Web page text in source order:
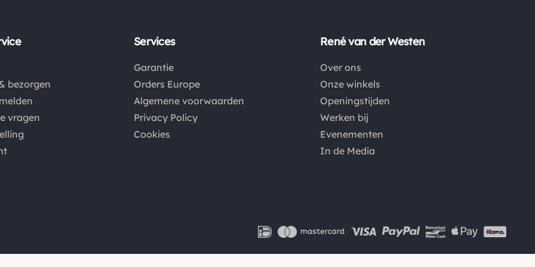
verzendkosten €3,95. De pakketten naar België
de verzendkosten buiten Nederland en België
verwijzen wij je graag door naar "
Kies je voor afhalen bij een pakketpunt maar wordt
het pakket niet afgehaald? Dan retourneren wij het
aankoopbedrag min de gemaakte verzendkosten.
Dan kan je het product altijd retourneren binnen 14
dagen. De retourkosten bedragen € 6.75 en zijn voor
eigen rekening. Kies bij het retourneren altijd voor
bezorgen
vragen
Services
Garantie
Orders Europe
Algemene voorwaarden
Privacy Policy
Cookies
René van der Westen
Over ons
Onze winkels
Openingstijden
Werken bij
Evenementen
In de Media